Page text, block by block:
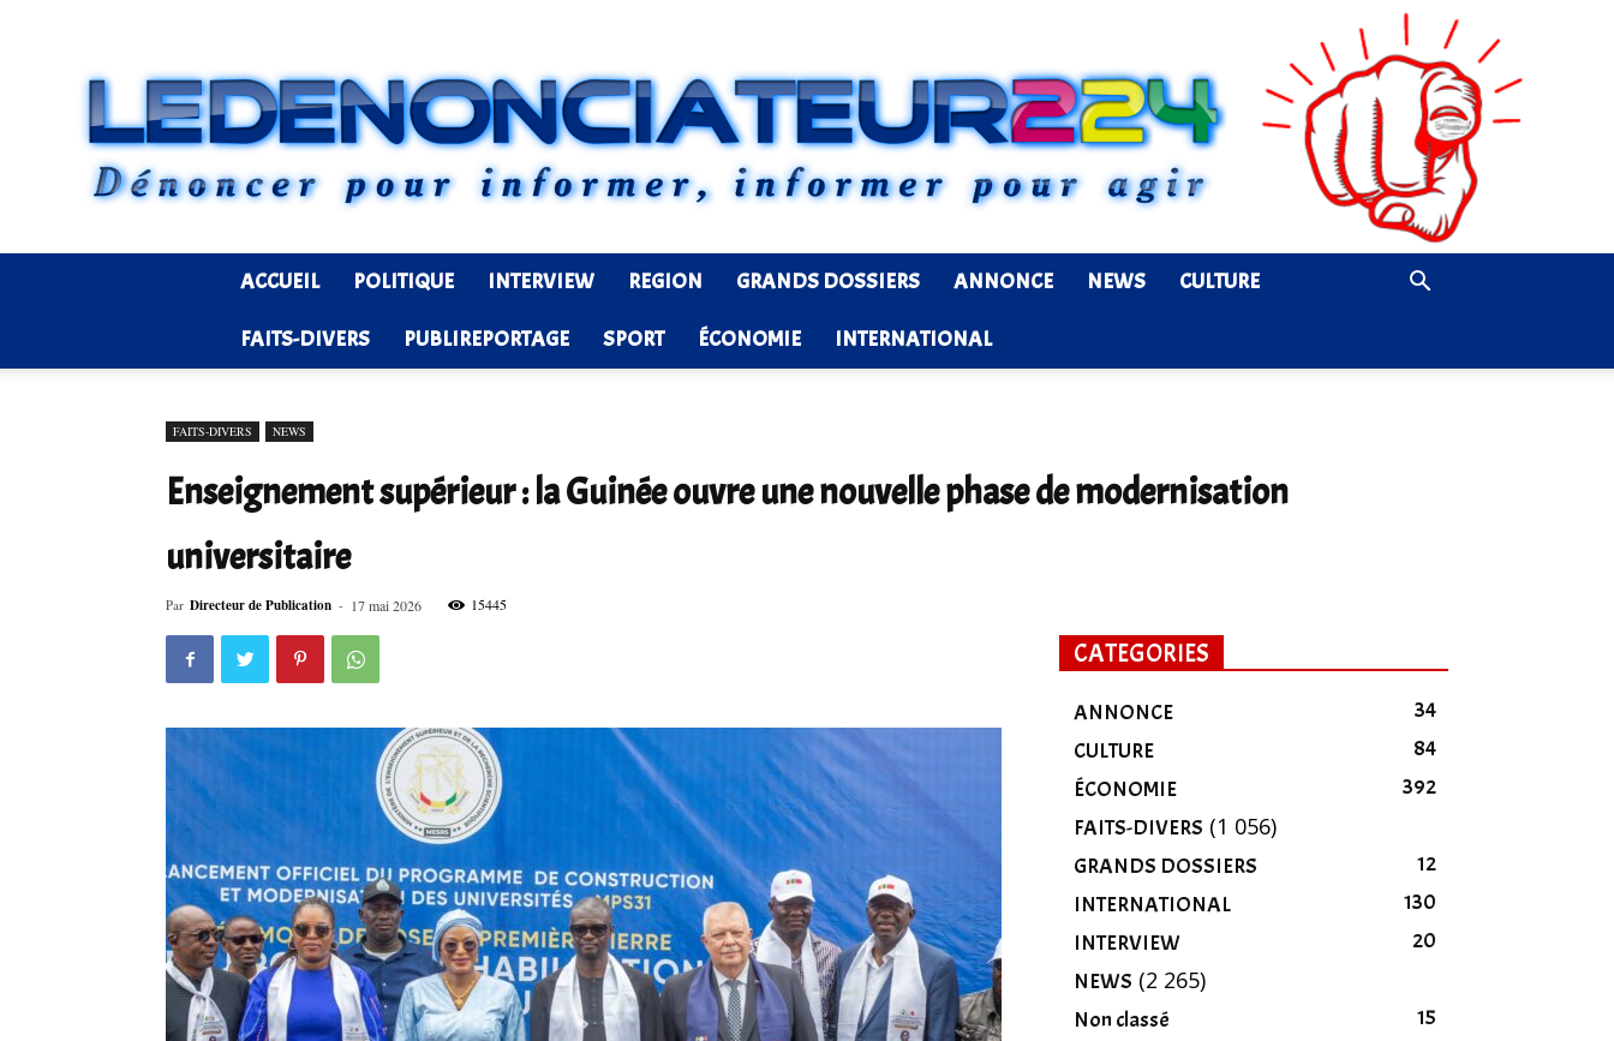
Ledenonciateur224
ACCUEIL POLITIQUE INTERVIEW REGION GRANDS DOSSIERS ANNONCE NEWS CULTURE
FAITS-DIVERS PUBLIREPORTAGE SPORT ÉCONOMIE INTERNATIONAL
FAITS-DIVERS NEWS
Enseignement supérieur : la Guinée ouvre une nouvelle phase de modernisation
universitaire
Par Directeur de Publication - 17 mai 2026 15445
CATEGORIES
ANNONCE
34
CULTURE
84
ÉCONOMIE
392
FAITS-DIVERS (1 056)
GRANDS DOSSIERS
12
INTERNATIONAL
130
INTERVIEW
20
NEWS (2 265)
Non classé
15